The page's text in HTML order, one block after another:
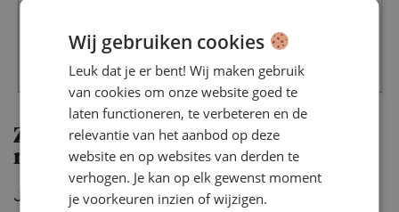
Zorg en welzijn is te weinig bezig
met personeelsplanning
Juist zorg & welzijn, waar volgens 70% van de
Wij gebruiken cookies
Leuk dat je er bent! Wij maken gebruik
van cookies om onze website goed te
laten functioneren, te verbeteren en de
relevantie van het aanbod op deze
website en op websites van derden te
verhogen. Je kan op elk gewenst moment
je voorkeuren inzien of wijzigen.